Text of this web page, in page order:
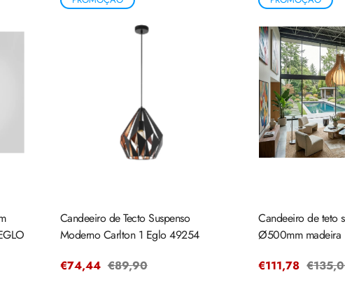
Candeeiro de Tecto Suspenso
Moderno Carlton 1 Eglo 49254
Preço
€74,44 Preço
€89,90
Candeeiro de teto
Ø500mm madeira
Preço
€111,78 Preço